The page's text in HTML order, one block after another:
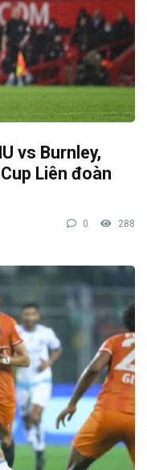
vs Burnley,
Liên đoàn
0 288